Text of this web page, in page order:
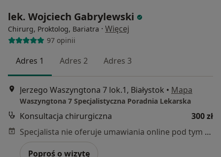
lek. Wojciech Gabrylewski
Chirurg, Proktolog, Bariatra · Więcej
97 opinii
Adres 1 Adres 2 Adres 3
Jerzego Waszyngtona 7 lok.1, Białystok • Mapa
Waszyngtona 7 Specjalistyczna Poradnia Lekarska
Konsultacja chirurgiczna
300 zł
Specjalista nie oferuje umawiania online pod tym adresem.
Poproś o wizytę